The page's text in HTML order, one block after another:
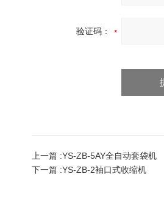
验证码：
上一篇 :YS-ZB-5AY全自动套袋机
下一篇 :YS-ZB-2袖口式收缩机